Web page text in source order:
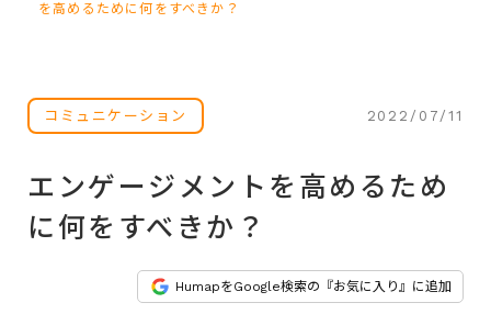
を高めるために何をすべきか？
コミュニケーション 2022/07/11
エンゲージメントを高めるため
に何をすべきか？
HumapをGoogle検索の『お気に入り』に追加